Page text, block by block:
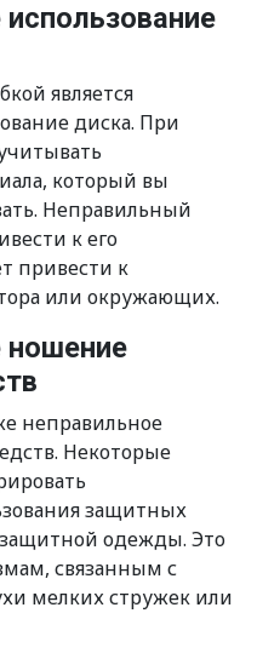
является
диска. При
который вы
Неправильный
к его
привести к
или окружающих.
ношение
неправильное
Некоторые
защитных
одежды. Это
связанным с
мелких стружек или